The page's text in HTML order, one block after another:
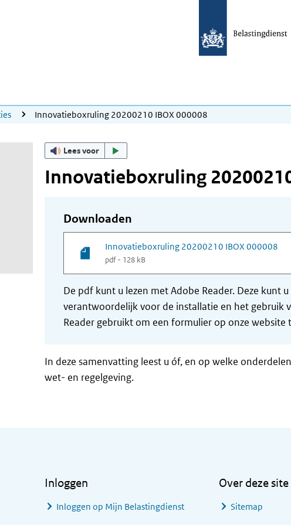
Innovatieboxruling 20200210 IBOX 000008
Lees voor
Innovatieboxruling
Downloaden
Innovatieboxruling 20200210 IBOX 000008
pdf - 128 kB
De pdf kunt u lezen met Adobe Reader. Deze kunt
verantwoordelijk voor de installatie en het gebruik
Reader gebruikt om een formulier op onze
In deze samenvatting leest u óf, en op welke
wet- en regelgeving.
Inloggen
Inloggen op Mijn Belastingdienst
Over deze site
Sitemap